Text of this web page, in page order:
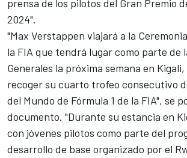
prensa de los pilotos del Gran Premio
2024".
"Max Verstappen viajará a la
la FIA que tendrá lugar como parte de
Generales la próxima semana en
recoger su cuarto trofeo consecutivo
del Mundo de Fórmula 1 de la FIA", se
documento. "Durante su estancia en
con jóvenes pilotos como parte del
desarrollo de base organizado por el